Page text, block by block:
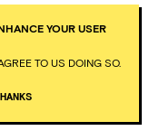
YOUR USER
TO US DOING SO.